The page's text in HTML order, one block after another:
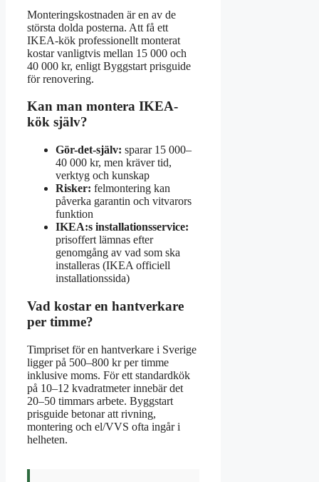
Monteringskostnaden är en av de
största dolda posterna. Att få ett
IKEA-kök professionellt monterat
kostar vanligtvis mellan 15 000 och
40 000 kr, enligt Byggstart prisguide
för renovering.
Kan man montera IKEA-
kök själv?
Gör-det-själv: sparar 15 000–
40 000 kr, men kräver tid,
verktyg och kunskap
Risker: felmontering kan
påverka garantin och vitvarors
funktion
IKEA:s installationsservice:
prisoffert lämnas efter
genomgång av vad som ska
installeras (IKEA officiell
installationssida)
Vad kostar en hantverkare
per timme?
Timpriset för en hantverkare i Sverige
ligger på 500–800 kr per timme
inklusive moms. För ett standardkök
på 10–12 kvadratmeter innebär det
20–50 timmars arbete. Byggstart
prisguide betonar att rivning,
montering och el/VVS ofta ingår i
helheten.